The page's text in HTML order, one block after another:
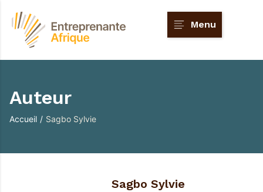
Menu
Auteur
Accueil / Sagbo Sylvie
Sagbo Sylvie